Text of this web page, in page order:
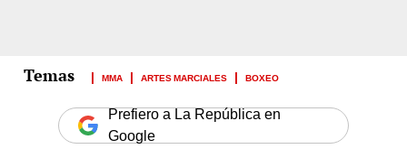
MMA ARTES MARCIALES BOXEO
Prefiero a La República en
Google